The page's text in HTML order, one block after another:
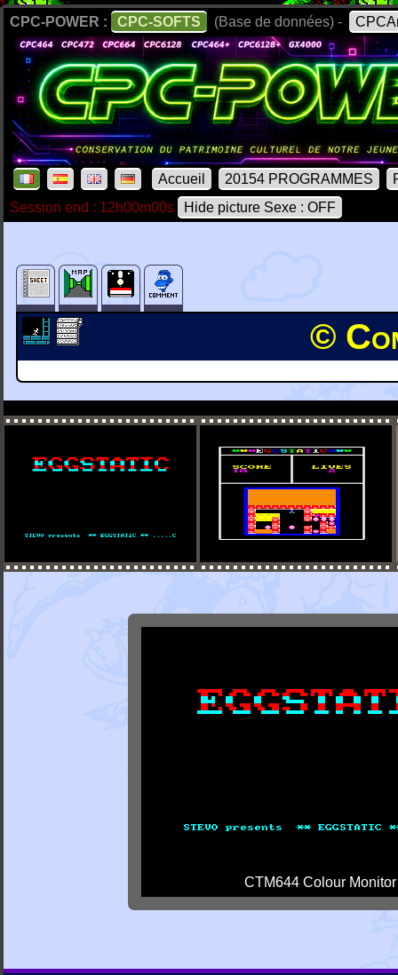
CPC-POWER : CPC-SOFTS (Base de données) -
Accueil 20154 PROGRAMMES
Session end : 12h00m00s
Hide picture Sexe : OFF
©
CTM644 Colour Monitor